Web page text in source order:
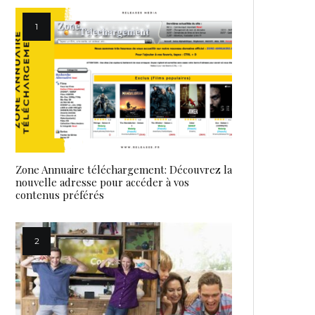
Zone Annuaire téléchargement: Découvrez la
nouvelle adresse pour accéder à vos
contenus préférés